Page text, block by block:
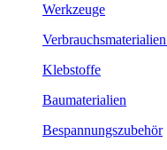
Werkzeuge
Klebstoffe
Baumaterialien
Bespannungszubehör